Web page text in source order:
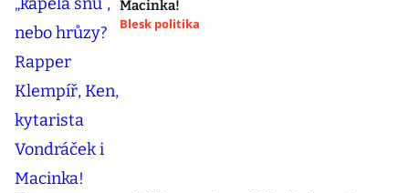
Macinka!
Blesk politika